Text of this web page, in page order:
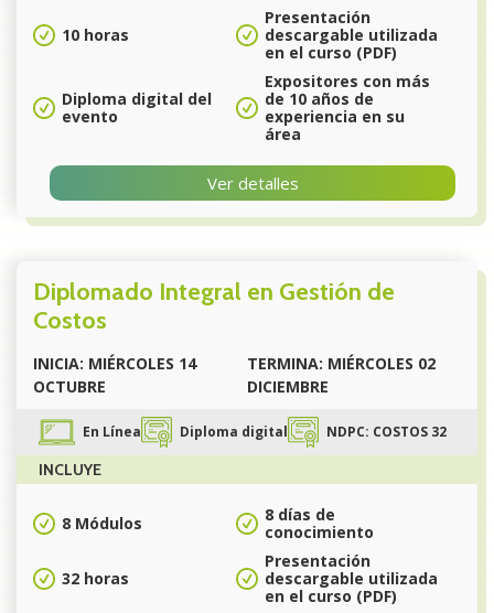
10 horas
Presentación
descargable utilizada
en el curso (PDF)
Diploma digital del
evento
Expositores con más
de 10 años de
experiencia en su
área
Ver detalles
Diplomado Integral en Gestión de
Costos
INICIA: MIÉRCOLES 14
OCTUBRE
TERMINA: MIÉRCOLES 02
DICIEMBRE
En Línea Diploma digital NDPC: COSTOS 32
INCLUYE
8 Módulos
8 días de
conocimiento
32 horas
Presentación
descargable utilizada
en el curso (PDF)